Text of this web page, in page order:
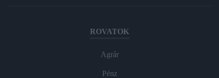
ROVATOK
Agrár
Pénz